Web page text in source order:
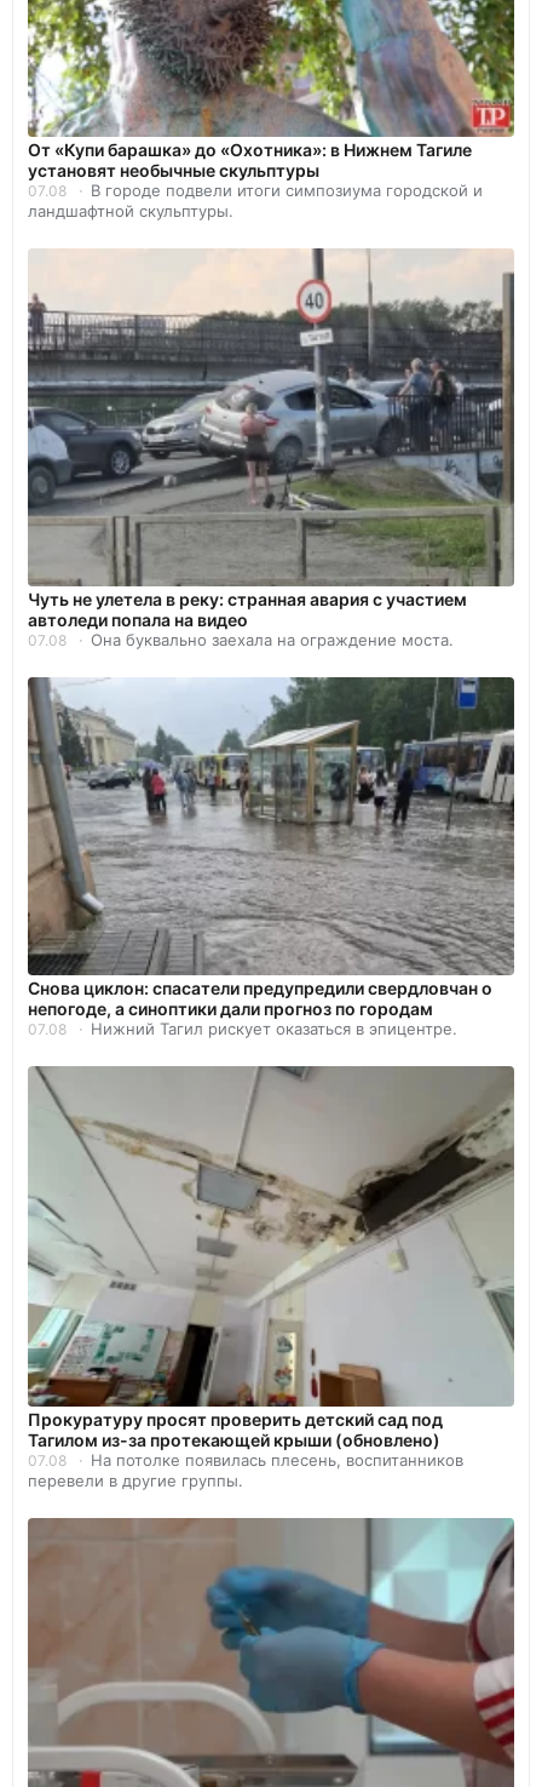
От «Купи барашка» до «Охотника»: в Нижнем Тагиле
установят необычные скульптуры
07.08
В городе подвели итоги симпозиума городской и
ландшафтной скульптуры.
Чуть не улетела в реку: странная авария с участием
автоледи попала на видео
07.08 Она буквально заехала на ограждение моста.
Снова циклон: спасатели предупредили свердловчан о
непогоде, а синоптики дали прогноз по городам
07.08 Нижний Тагил рискует оказаться в эпицентре.
Прокуратуру просят проверить детский сад под
Тагилом из-за протекающей крыши (обновлено)
07.08
На потолке появилась плесень, воспитанников
перевели в другие группы.